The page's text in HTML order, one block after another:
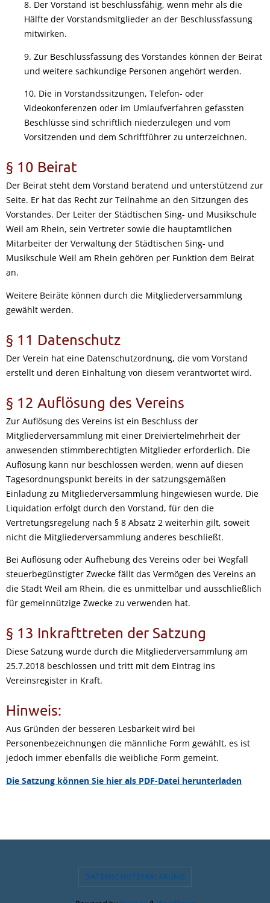
8. Der Vorstand ist beschlussfähig, wenn mehr als die
Hälfte der Vorstandsmitglieder an der Beschlussfassung
mitwirken.
9. Zur Beschlussfassung des Vorstandes können der Beirat
und weitere sachkundige Personen angehört werden.
10. Die in Vorstandssitzungen, Telefon- oder
Videokonferenzen oder im Umlaufverfahren gefassten
Beschlüsse sind schriftlich niederzulegen und vom
Vorsitzenden und dem Schriftführer zu unterzeichnen.
§ 10 Beirat
Der Beirat steht dem Vorstand beratend und unterstützend zur
Seite. Er hat das Recht zur Teilnahme an den Sitzungen des
Vorstandes. Der Leiter der Städtischen Sing- und Musikschule
Weil am Rhein, sein Vertreter sowie die hauptamtlichen
Mitarbeiter der Verwaltung der Städtischen Sing- und
Musikschule Weil am Rhein gehören per Funktion dem Beirat
an.
Weitere Beiräte können durch die Mitgliederversammlung
gewählt werden.
§ 11 Datenschutz
Der Verein hat eine Datenschutzordnung, die vom Vorstand
erstellt und deren Einhaltung von diesem verantwortet wird.
§ 12 Auflösung des Vereins
Zur Auflösung des Vereins ist ein Beschluss der
Mitgliederversammlung mit einer Dreiviertelmehrheit der
anwesenden stimmberechtigten Mitglieder erforderlich. Die
Auflösung kann nur beschlossen werden, wenn auf diesen
Tagesordnungspunkt bereits in der satzungsgemäßen
Einladung zu Mitgliederversammlung hingewiesen wurde. Die
Liquidation erfolgt durch den Vorstand, für den die
Vertretungsregelung nach § 8 Absatz 2 weiterhin gilt, soweit
nicht die Mitgliederversammlung anderes beschließt.
Bei Auflösung oder Aufhebung des Vereins oder bei Wegfall
steuerbegünstigter Zwecke fällt das Vermögen des Vereins an
die Stadt Weil am Rhein, die es unmittelbar und ausschließlich
für gemeinnützige Zwecke zu verwenden hat.
§ 13 Inkrafttreten der Satzung
Diese Satzung wurde durch die Mitgliederversammlung am
25.7.2018 beschlossen und tritt mit dem Eintrag ins
Vereinsregister in Kraft.
Hinweis:
Aus Gründen der besseren Lesbarkeit wird bei
Personenbezeichnungen die männliche Form gewählt, es ist
jedoch immer ebenfalls die weibliche Form gemeint.
Die Satzung können Sie hier als PDF-Datei herunterladen
DATENSCHUTZERKLÄRUNG